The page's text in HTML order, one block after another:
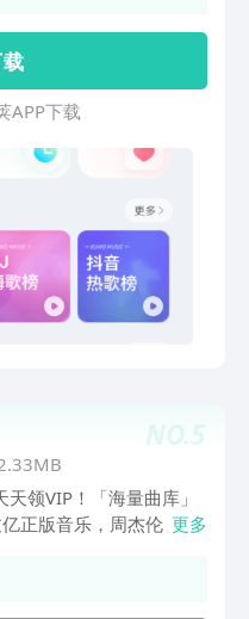
功能，酷我音乐与你一起
魅力！海量正版曲库：热
海量音乐资源任你畅
音乐需求。同步收藏功
无论在哪都能继续你的
音乐随身行。个性智能推
喜好，每日为你量身推
现更多心动旋律。新歌首
新歌每日首发，紧跟潮
间享受音乐盛宴。界面简
选择，无损品质在线播
受极致的听觉盛宴。独
选音乐内容，独家为你奉
声音乐和节目音频等你来
高品质：高品质歌曲极速
悦你的耳朵，音乐不离
载
APP下载
NO.5
天领VIP！「海量曲库」
正版音乐，周杰伦、邓
置，华语、韩语、英
更多